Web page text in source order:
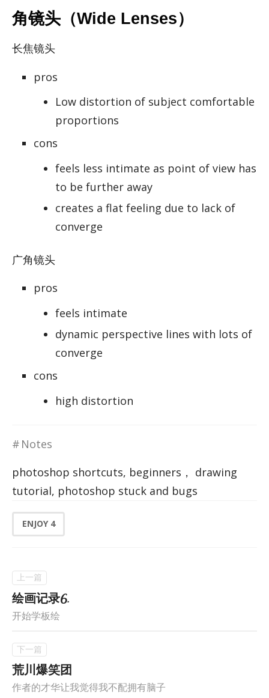
角镜头（Wide Lenses）
长焦镜头
pros
Low distortion of subject comfortable
proportions
cons
feels less intimate as point of view has
to be further away
creates a flat feeling due to lack of
converge
广角镜头
pros
feels intimate
dynamic perspective lines with lots of
converge
cons
high distortion
Notes
photoshop shortcuts, beginners， drawing
tutorial, photoshop stuck and bugs
ENJOY 4
绘画记录6.
开始学板绘
荒川爆笑团
作者的才华让我觉得我不配拥有脑子